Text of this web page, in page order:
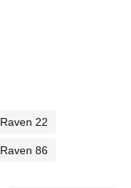
Raven 22
Raven 86